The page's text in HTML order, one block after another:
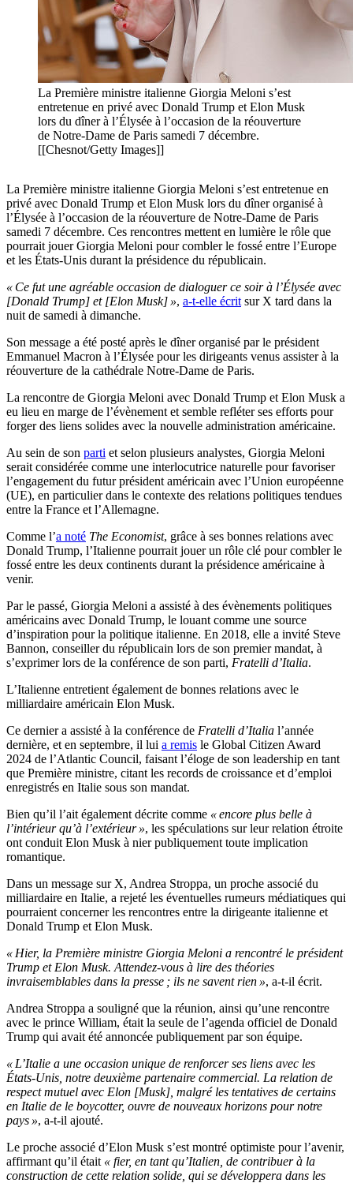
La Première ministre italienne Giorgia Meloni s’est
entretenue en privé avec Donald Trump et Elon Musk
lors du dîner à l’Élysée à l’occasion de la réouverture
de Notre-Dame de Paris samedi 7 décembre.
[[Chesnot/Getty Images]]
La Première ministre italienne Giorgia Meloni s’est entretenue en
privé avec Donald Trump et Elon Musk lors du dîner organisé à
l’Élysée à l’occasion de la réouverture de Notre-Dame de Paris
samedi 7 décembre. Ces rencontres mettent en lumière le rôle que
pourrait jouer Giorgia Meloni pour combler le fossé entre l’Europe
et les États-Unis durant la présidence du républicain.
« Ce fut une agréable occasion de dialoguer ce soir à l’Élysée avec
[Donald Trump] et [Elon Musk] », a-t-elle écrit sur X tard dans la
nuit de samedi à dimanche.
Son message a été posté après le dîner organisé par le président
Emmanuel Macron à l’Élysée pour les dirigeants venus assister à la
réouverture de la cathédrale Notre-Dame de Paris.
La rencontre de Giorgia Meloni avec Donald Trump et Elon Musk a
eu lieu en marge de l’évènement et semble refléter ses efforts pour
forger des liens solides avec la nouvelle administration américaine.
Au sein de son parti et selon plusieurs analystes, Giorgia Meloni
serait considérée comme une interlocutrice naturelle pour favoriser
l’engagement du futur président américain avec l’Union européenne
(UE), en particulier dans le contexte des relations politiques tendues
entre la France et l’Allemagne.
Comme l’a noté The Economist, grâce à ses bonnes relations avec
Donald Trump, l’Italienne pourrait jouer un rôle clé pour combler le
fossé entre les deux continents durant la présidence américaine à
venir.
Par le passé, Giorgia Meloni a assisté à des évènements politiques
américains avec Donald Trump, le louant comme une source
d’inspiration pour la politique italienne. En 2018, elle a invité Steve
Bannon, conseiller du républicain lors de son premier mandat, à
s’exprimer lors de la conférence de son parti, Fratelli d’Italia.
L’Italienne entretient également de bonnes relations avec le
milliardaire américain Elon Musk.
Ce dernier a assisté à la conférence de Fratelli d’Italia l’année
dernière, et en septembre, il lui a remis le Global Citizen Award
2024 de l’Atlantic Council, faisant l’éloge de son leadership en tant
que Première ministre, citant les records de croissance et d’emploi
enregistrés en Italie sous son mandat.
Bien qu’il l’ait également décrite comme « encore plus belle à
l’intérieur qu’à l’extérieur », les spéculations sur leur relation étroite
ont conduit Elon Musk à nier publiquement toute implication
romantique.
Dans un message sur X, Andrea Stroppa, un proche associé du
milliardaire en Italie, a rejeté les éventuelles rumeurs médiatiques qui
pourraient concerner les rencontres entre la dirigeante italienne et
Donald Trump et Elon Musk.
« Hier, la Première ministre Giorgia Meloni a rencontré le président
Trump et Elon Musk. Attendez-vous à lire des théories
invraisemblables dans la presse ; ils ne savent rien », a-t-il écrit.
Andrea Stroppa a souligné que la réunion, ainsi qu’une rencontre
avec le prince William, était la seule de l’agenda officiel de Donald
Trump qui avait été annoncée publiquement par son équipe.
« L’Italie a une occasion unique de renforcer ses liens avec les
États-Unis, notre deuxième partenaire commercial. La relation de
respect mutuel avec Elon [Musk], malgré les tentatives de certains
en Italie de le boycotter, ouvre de nouveaux horizons pour notre
pays », a-t-il ajouté.
Le proche associé d’Elon Musk s’est montré optimiste pour l’avenir,
affirmant qu’il était « fier, en tant qu’Italien, de contribuer à la
construction de cette relation solide, qui se développera dans les